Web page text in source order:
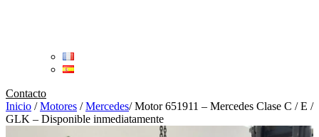
Contacto
Inicio / Motores / Mercedes/ Motor 651911 – Mercedes Clase C / E /
GLK – Disponible inmediatamente